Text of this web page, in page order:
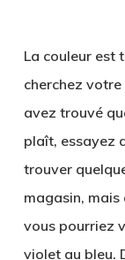
La couleur est
cherchez votre
avez trouvé
plaît, essayez
trouver
magasin, mais
vous pourriez
violet au bleu.